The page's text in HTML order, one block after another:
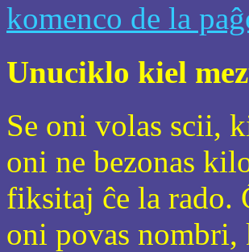
komenco de la
Unuciklo kiel
Se oni volas scii,
oni ne bezonas
fiksitaj ĉe la rado.
oni povas